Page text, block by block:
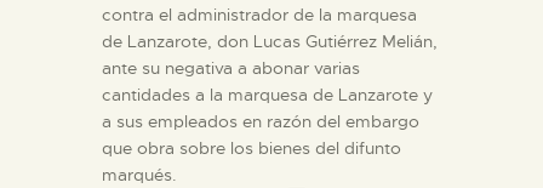
contra el administrador de la marquesa
de Lanzarote, don Lucas Gutiérrez Melián,
ante su negativa a abonar varias
cantidades a la marquesa de Lanzarote y
a sus empleados en razón del embargo
que obra sobre los bienes del difunto
marqués.